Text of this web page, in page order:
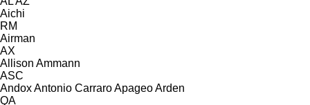
Aichi
RM
Airman
AX
Allison Ammann
ASC
AndoxAntonio CarraroApageoArden
QA